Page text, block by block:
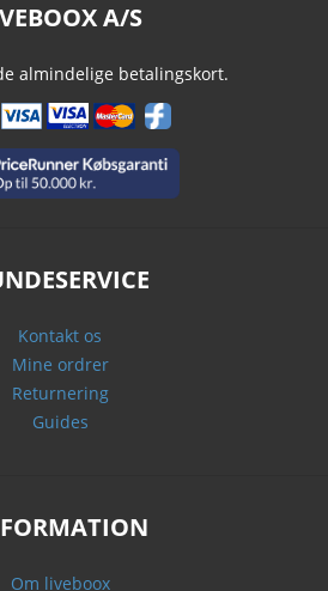
A/S
almindelige betalingskort.
Kontakt os
Mine ordrer
Returnering
Guides
Om liveboox